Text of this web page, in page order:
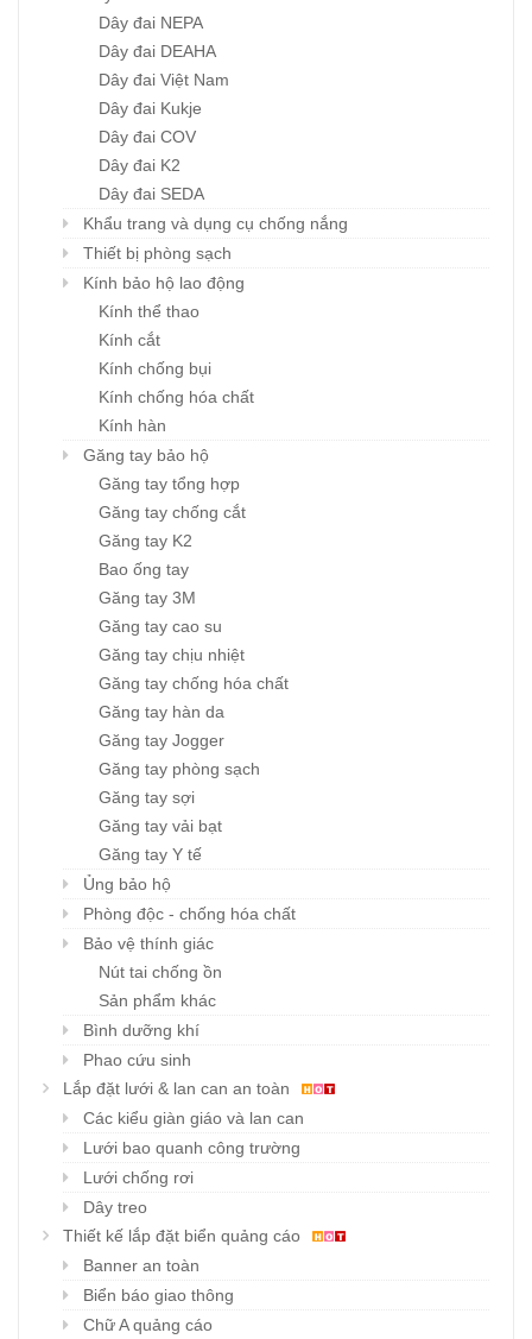
Dây đai NEPA
Dây đai DEAHA
Dây đai Việt Nam
Dây đai Kukje
Dây đai COV
Dây đai K2
Dây đai SEDA
Khẩu trang và dụng cụ chống nắng
Thiết bị phòng sạch
Kính bảo hộ lao động
Kính thể thao
Kính cắt
Kính chống bụi
Kính chống hóa chất
Kính hàn
Găng tay bảo hộ
Găng tay tổng hợp
Găng tay chống cắt
Găng tay K2
Bao ống tay
Găng tay 3M
Găng tay cao su
Găng tay chịu nhiệt
Găng tay chống hóa chất
Găng tay hàn da
Găng tay Jogger
Găng tay phòng sạch
Găng tay sợi
Găng tay vải bạt
Găng tay Y tế
Ủng bảo hộ
Phòng độc - chống hóa chất
Bảo vệ thính giác
Nút tai chống ồn
Sản phẩm khác
Bình dưỡng khí
Phao cứu sinh
Lắp đặt lưới & lan can an toàn
Các kiểu giàn giáo và lan can
Lưới bao quanh công trường
Lưới chống rơi
Dây treo
Thiết kế lắp đặt biển quảng cáo
Banner an toàn
Biển báo giao thông
Chữ A quảng cáo